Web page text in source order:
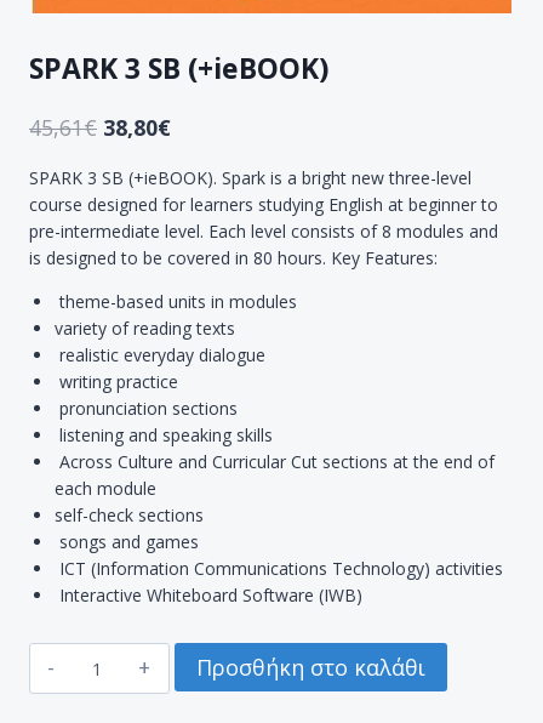
SPARK 3 SB (+ieBOOK)
45,61€ 38,80€
SPARK 3 SB (+ieBOOK). Spark is a bright new three-level
course designed for learners studying English at beginner to
pre-intermediate level. Each level consists of 8 modules and
is designed to be covered in 80 hours. Key Features:
theme-based units in modules
variety of reading texts
realistic everyday dialogue
writing practice
pronunciation sections
listening and speaking skills
Across Culture and Curricular Cut sections at the end of
each module
self-check sections
songs and games
ICT (Information Communications Technology) activities
Interactive Whiteboard Software (IWB)
Προσθήκη στο καλάθι